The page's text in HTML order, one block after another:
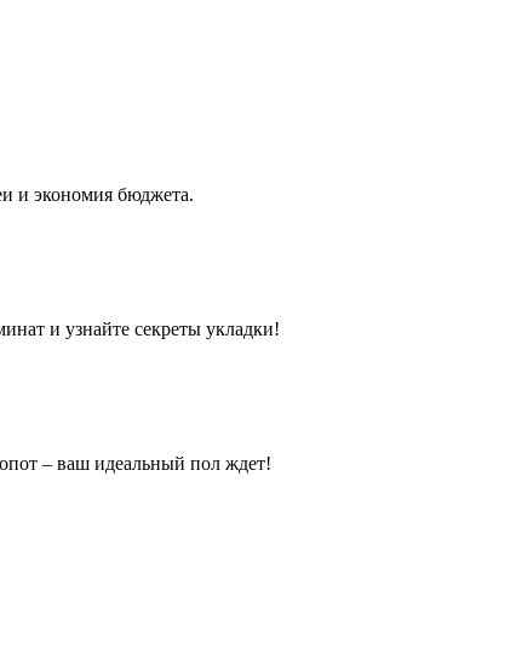
и экономия бюджета.
и узнайте секреты укладки!
– ваш идеальный пол ждет!